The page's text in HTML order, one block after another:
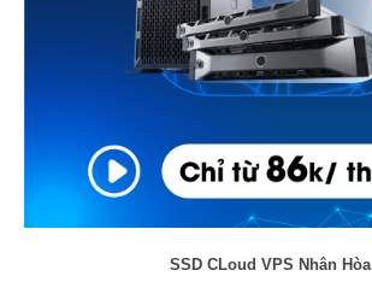
SSD CLoud VPS Nhân Hòa